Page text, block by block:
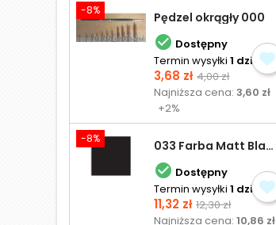
-8% Pędzel okrągły 000
 Dostępny
Termin wysyłki 1 dzień
Cena
3,68 zł Cena
podstawowa
4,00 zł
Najniższa cena:3,60 zł
+2%
-8% 033 Farba Matt Black - olejna
 Dostępny
Termin wysyłki 1 dzień
Cena
11,32 zł Cena
podstawowa
12,30 zł
Najniższa cena:10,86 zł